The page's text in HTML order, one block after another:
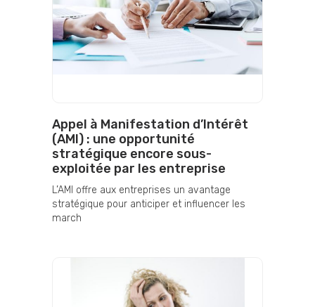
Appel à Manifestation d’Intérêt
(AMI) : une opportunité
stratégique encore sous-
exploitée par les entreprise
L’AMI offre aux entreprises un avantage
stratégique pour anticiper et influencer les
march